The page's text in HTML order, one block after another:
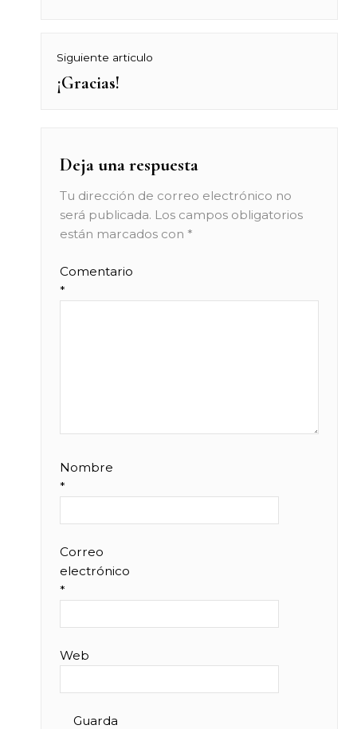
Siguiente articulo
Next
¡Gracias!
Deja una respuesta
Tu dirección de correo electrónico no
será publicada. Los campos obligatorios
están marcados con *
Comentario
*
Nombre
*
Correo
electrónico
*
Web
Guarda